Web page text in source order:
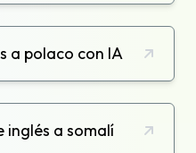
a polaco con IA
inglés a somalí